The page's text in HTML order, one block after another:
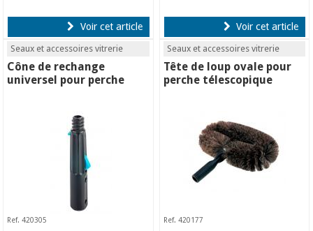
Voir cet article Voir cet article
Seaux et accessoires vitrerie
Cône de rechange
universel pour perche
Ref. 420305
Seaux et accessoires vitrerie
Tête de loup ovale pour
perche télescopique
Ref. 420177